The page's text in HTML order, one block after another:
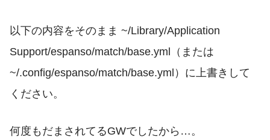
以下の内容をそのまま ~/Library/Application
Support/espanso/match/base.yml （または
~/.config/espanso/match/base.yml）に上書きして
ください。
何度もだまされてるGWでしたから…。